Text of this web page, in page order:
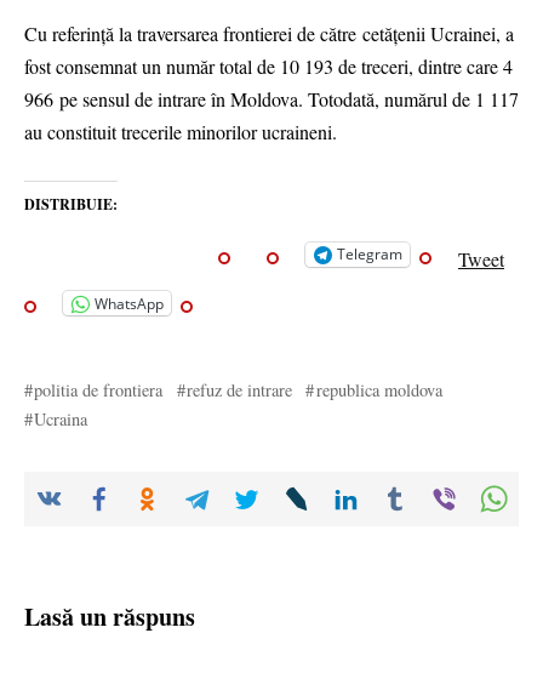
Cu referință la traversarea frontierei de către cetățenii Ucrainei, a
fost consemnat un număr total de 10 193 de treceri, dintre care 4
966 pe sensul de intrare în Moldova. Totodată, numărul de 1 117
au constituit trecerile minorilor ucraineni.
DISTRIBUIE:
Telegram Tweet
WhatsApp
politia de frontiera refuz de intrare
republica moldova
Ucraina
Lasă un răspuns